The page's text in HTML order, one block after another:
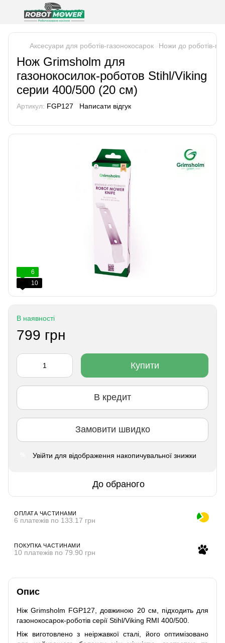
Аксесуари для роботів-газонокосарок Ножи до роботів-
Нож Grimsholm для
газонокосилок-роботов Stihl/Viking
серии 400/500 (20 см)
Артикул: FGP127 Написати відгук
6
10
В наявності
799 грн
Купити
В кредит
Замовити швидко
Увійти для відображення накопичувальної знижки
До обраного
ОПЛАТА ЧАСТИНАМИ
6 платежів по 133.17 грн
ПОКУПКА ЧАСТИНАМИ
10 платежів по 79.90 грн
Опис
Ніж Grimsholm FGP127, довжиною 20 см, підходить для
газонокосарок-роботів серії Stihl/Viking RMI 400/500.
Ніж виготовлено з неіржавкої сталі, його оптимізовано